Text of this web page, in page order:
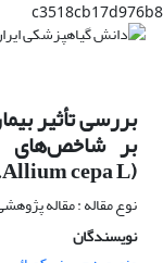
c3518cb17d976b8
بررسی تأثیر
بر شاخص‌های
(Allium cepa L.)
نوع مقاله : مقاله
نویسندگان